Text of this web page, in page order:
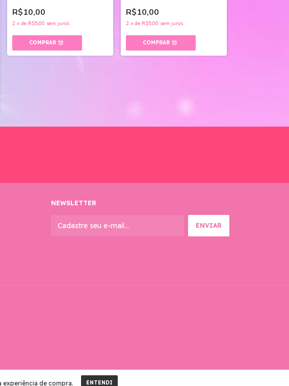
experiência de compra. ENTENDI
R$10,00
2 x de R$5,00 sem juros
R$10,00
2 x de R$5,00 sem juros
NEWSLETTER